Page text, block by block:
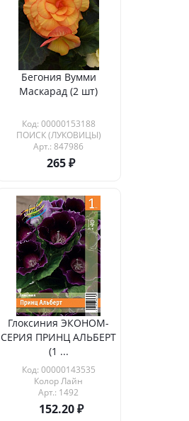
Бегония Вумми
Маскарад (2 шт)
Код: 00000153188
ПОИСК (ЛУКОВИЦЫ)
Арт.: 847986
265
Глоксиния ЭКОНОМ-
СЕРИЯ ПРИНЦ АЛЬБЕРТ
(1 ...
Код: 00000143535
Колор Лайн
Арт.: 1492
152.20